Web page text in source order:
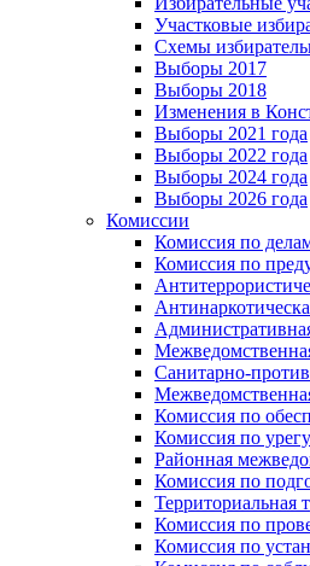
Участковые
Схемы
Выборы 2017
Выборы 2018
Изменения в
Выборы 2021 года
Выборы 2022 года
Выборы 2024 года
Выборы 2026 года
Комиссии
Комиссия по
Комиссия по
Санитарно-
Комиссия по
Комиссия по
Районная
Комиссия по
Территориальная
Комиссия по
Комиссия по